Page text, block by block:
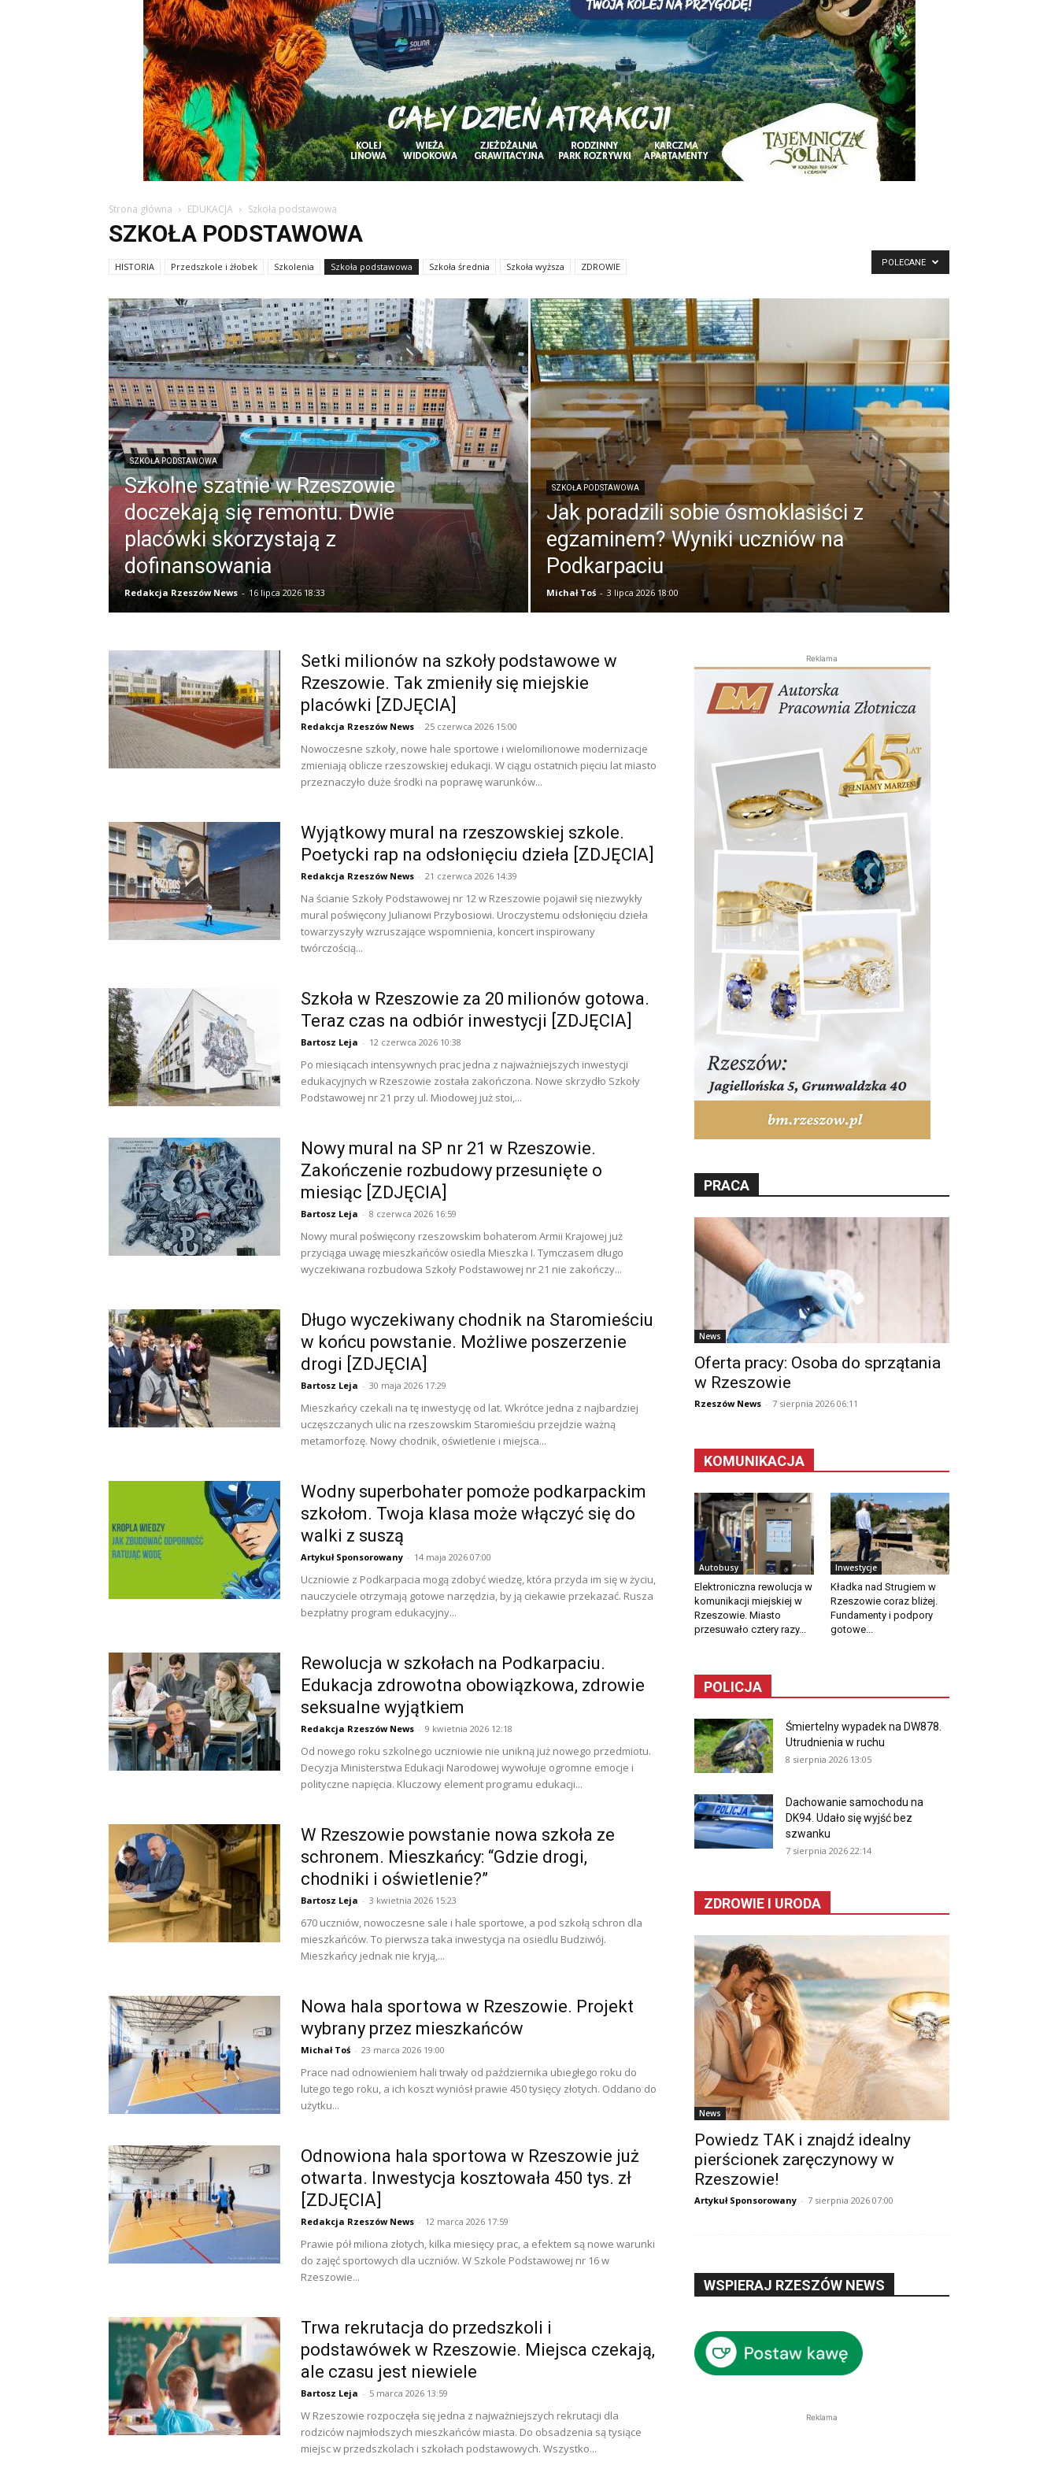
Strona główna EDUKACJA Szkoła podstawowa
SZKOŁA PODSTAWOWA
HISTORIA Przedszkole i żłobek Szkolenia Szkoła podstawowa Szkoła średnia Szkoła wyższa ZDROWIE POLECANE
SZKOŁA PODSTAWOWA
Szkolne szatnie w Rzeszowie
doczekają się remontu. Dwie
placówki skorzystają z
dofinansowania
Redakcja Rzeszów News - 16 lipca 2026 18:33
SZKOŁA PODSTAWOWA
Jak poradzili sobie ósmoklasiści z
egzaminem? Wyniki uczniów na
Podkarpaciu
Michał Toś - 3 lipca 2026 18:00
Setki milionów na szkoły podstawowe w
Rzeszowie. Tak zmieniły się miejskie
placówki [ZDJĘCIA]
Redakcja Rzeszów News - 25 czerwca 2026 15:00
Nowoczesne szkoły, nowe hale sportowe i wielomilionowe modernizacje
zmieniają oblicze rzeszowskiej edukacji. W ciągu ostatnich pięciu lat miasto
przeznaczyło duże środki na poprawę warunków...
Wyjątkowy mural na rzeszowskiej szkole.
Poetycki rap na odsłonięciu dzieła [ZDJĘCIA]
Redakcja Rzeszów News - 21 czerwca 2026 14:39
Na ścianie Szkoły Podstawowej nr 12 w Rzeszowie pojawił się niezwykły
mural poświęcony Julianowi Przybosiowi. Uroczystemu odsłonięciu dzieła
towarzyszyły wzruszające wspomnienia, koncert inspirowany
twórczością...
Szkoła w Rzeszowie za 20 milionów gotowa.
Teraz czas na odbiór inwestycji [ZDJĘCIA]
Bartosz Leja - 12 czerwca 2026 10:38
Po miesiącach intensywnych prac jedna z najważniejszych inwestycji
edukacyjnych w Rzeszowie została zakończona. Nowe skrzydło Szkoły
Podstawowej nr 21 przy ul. Miodowej już stoi,...
Nowy mural na SP nr 21 w Rzeszowie.
Zakończenie rozbudowy przesunięte o
miesiąc [ZDJĘCIA]
Bartosz Leja - 8 czerwca 2026 16:59
Nowy mural poświęcony rzeszowskim bohaterom Armii Krajowej już
przyciąga uwagę mieszkańców osiedla Mieszka I. Tymczasem długo
wyczekiwana rozbudowa Szkoły Podstawowej nr 21 nie zakończy...
Długo wyczekiwany chodnik na Staromieściu
w końcu powstanie. Możliwe poszerzenie
drogi [ZDJĘCIA]
Bartosz Leja - 30 maja 2026 17:29
Mieszkańcy czekali na tę inwestycję od lat. Wkrótce jedna z najbardziej
uczęszczanych ulic na rzeszowskim Staromieściu przejdzie ważną
metamorfozę. Nowy chodnik, oświetlenie i miejsca...
Wodny superbohater pomoże podkarpackim
szkołom. Twoja klasa może włączyć się do
walki z suszą
Artykuł Sponsorowany - 14 maja 2026 07:00
Uczniowie z Podkarpacia mogą zdobyć wiedzę, która przyda im się w życiu,
nauczyciele otrzymają gotowe narzędzia, by ją ciekawie przekazać. Rusza
bezpłatny program edukacyjny...
Rewolucja w szkołach na Podkarpaciu.
Edukacja zdrowotna obowiązkowa, zdrowie
seksualne wyjątkiem
Redakcja Rzeszów News - 9 kwietnia 2026 12:18
Od nowego roku szkolnego uczniowie nie unikną już nowego przedmiotu.
Decyzja Ministerstwa Edukacji Narodowej wywołuje ogromne emocje i
polityczne napięcia. Kluczowy element programu edukacji...
W Rzeszowie powstanie nowa szkoła ze
schronem. Mieszkańcy: “Gdzie drogi,
chodniki i oświetlenie?”
Bartosz Leja - 3 kwietnia 2026 15:23
670 uczniów, nowoczesne sale i hale sportowe, a pod szkołą schron dla
mieszkańców. To pierwsza taka inwestycja na osiedlu Budziwój.
Mieszkańcy jednak nie kryją,...
Nowa hala sportowa w Rzeszowie. Projekt
wybrany przez mieszkańców
Michał Toś - 23 marca 2026 19:00
Prace nad odnowieniem hali trwały od października ubiegłego roku do
lutego tego roku, a ich koszt wyniósł prawie 450 tysięcy złotych. Oddano do
użytku...
Odnowiona hala sportowa w Rzeszowie już
otwarta. Inwestycja kosztowała 450 tys. zł
[ZDJĘCIA]
Redakcja Rzeszów News - 12 marca 2026 17:59
Prawie pół miliona złotych, kilka miesięcy prac, a efektem są nowe warunki
do zajęć sportowych dla uczniów. W Szkole Podstawowej nr 16 w
Rzeszowie...
Trwa rekrutacja do przedszkoli i
podstawówek w Rzeszowie. Miejsca czekają,
ale czasu jest niewiele
Bartosz Leja - 5 marca 2026 13:59
W Rzeszowie rozpoczęła się jedna z najważniejszych rekrutacji dla
rodziców najmłodszych mieszkańców miasta. Do obsadzenia są tysiące
miejsc w przedszkolach i szkołach podstawowych. Wszystko...
Reklama
PRACA
News
Oferta pracy: Osoba do sprzątania
w Rzeszowie
Rzeszów News - 7 sierpnia 2026 06:11
KOMUNIKACJA
Autobusy
Elektroniczna rewolucja w
komunikacji miejskiej w
Rzeszowie. Miasto
przesuwało cztery razy...
Inwestycje
Kładka nad Strugiem w
Rzeszowie coraz bliżej.
Fundamenty i podpory
gotowe...
POLICJA
Śmiertelny wypadek na DW878.
Utrudnienia w ruchu
8 sierpnia 2026 13:05
Dachowanie samochodu na
DK94. Udało się wyjść bez
szwanku
7 sierpnia 2026 22:14
ZDROWIE I URODA
News
Powiedz TAK i znajdź idealny
pierścionek zaręczynowy w
Rzeszowie!
Artykuł Sponsorowany - 7 sierpnia 2026 07:00
WSPIERAJ RZESZÓW NEWS
Reklama